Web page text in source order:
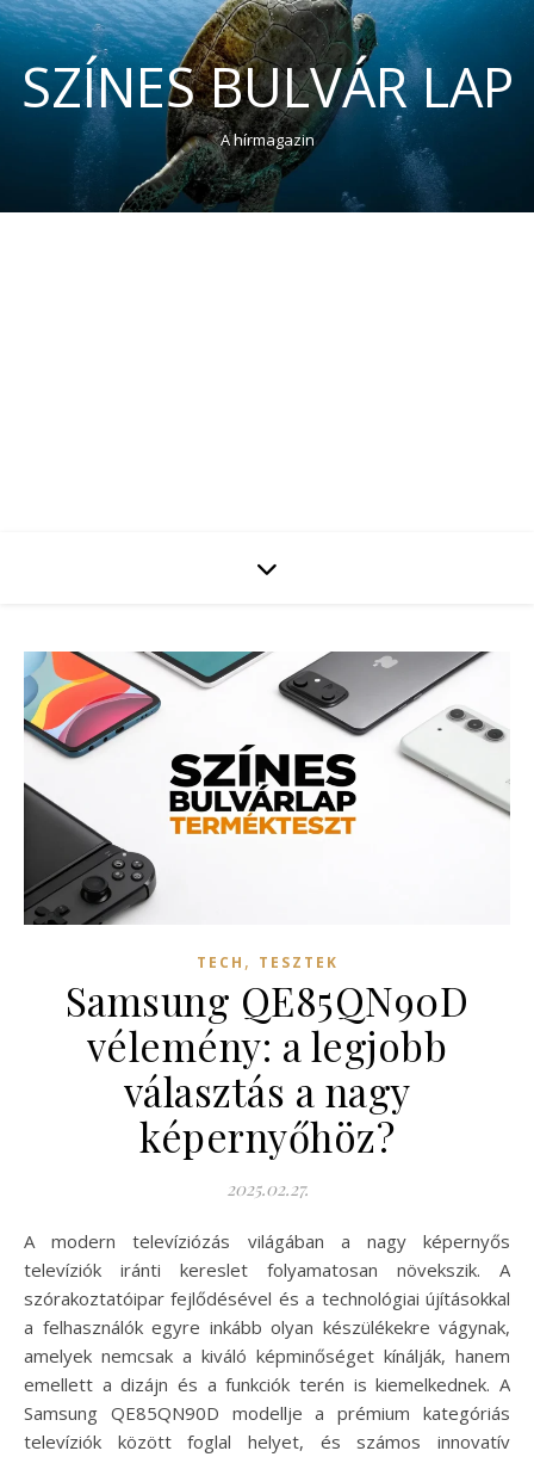
SZÍNES BULVÁR LAP
A hírmagazin
TECH , TESZTEK
Samsung QE85QN90D
vélemény: a legjobb
választás a nagy
képernyőhöz?
2025.02.27.
A modern televíziózás világában a nagy képernyős
televíziók iránti kereslet folyamatosan növekszik. A
szórakoztatóipar fejlődésével és a technológiai újításokkal
a felhasználók egyre inkább olyan készülékekre vágynak,
amelyek nemcsak a kiváló képminőséget kínálják, hanem
emellett a dizájn és a funkciók terén is kiemelkednek. A
Samsung QE85QN90D modellje a prémium kategóriás
televíziók között foglal helyet, és számos innovatív